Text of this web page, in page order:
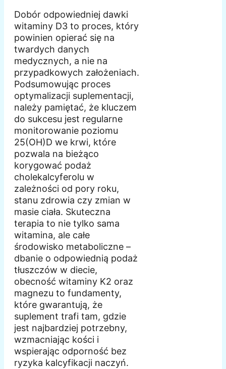
Dobór odpowiedniej dawki
witaminy D3 to proces, który
powinien opierać się na
twardych danych
medycznych, a nie na
przypadkowych założeniach.
Podsumowując proces
optymalizacji suplementacji,
należy pamiętać, że kluczem
do sukcesu jest regularne
monitorowanie poziomu
25(OH)D we krwi, które
pozwala na bieżąco
korygować podaż
cholekalcyferolu w
zależności od pory roku,
stanu zdrowia czy zmian w
masie ciała. Skuteczna
terapia to nie tylko sama
witamina, ale całe
środowisko metaboliczne –
dbanie o odpowiednią podaż
tłuszczów w diecie,
obecność witaminy K2 oraz
magnezu to fundamenty,
które gwarantują, że
suplement trafi tam, gdzie
jest najbardziej potrzebny,
wzmacniając kości i
wspierając odporność bez
ryzyka kalcyfikacji naczyń.